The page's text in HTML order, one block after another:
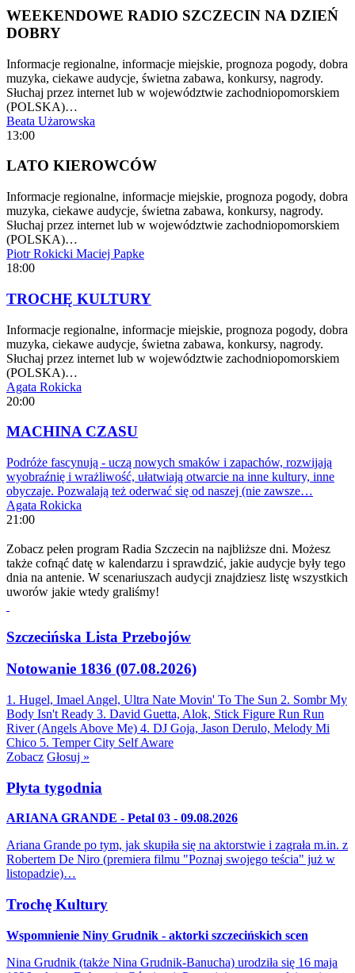
WEEKENDOWE RADIO SZCZECIN NA DZIEŃ
DOBRY
Informacje regionalne, informacje miejskie, prognoza pogody, dobra
muzyka, ciekawe audycje, świetna zabawa, konkursy, nagrody.
Słuchaj przez internet lub w województwie zachodniopomorskiem
(POLSKA)…
Beata Użarowska
13:00
LATO KIEROWCÓW
Informacje regionalne, informacje miejskie, prognoza pogody, dobra
muzyka, ciekawe audycje, świetna zabawa, konkursy, nagrody.
Słuchaj przez internet lub w województwie zachodniopomorskiem
(POLSKA)…
Piotr Rokicki Maciej Papke
18:00
TROCHĘ KULTURY
Informacje regionalne, informacje miejskie, prognoza pogody, dobra
muzyka, ciekawe audycje, świetna zabawa, konkursy, nagrody.
Słuchaj przez internet lub w województwie zachodniopomorskiem
(POLSKA)…
Agata Rokicka
20:00
MACHINA CZASU
Podróże fascynują - uczą nowych smaków i zapachów, rozwijają
wyobraźnię i wrażliwość, ułatwiają otwarcie na inne kultury, inne
obyczaje. Pozwalają też oderwać się od naszej (nie zawsze…
Agata Rokicka
21:00
Zobacz pełen program Radia Szczecin na najbliższe dni. Możesz
także cofnąć datę w kalendarzu i sprawdzić, jakie audycje były tego
dnia na antenie. W scenariuszach audycji znajdziesz listę wszystkich
uworów jakie wtedy graliśmy!
Szczecińska Lista Przebojów
Notowanie 1836 (07.08.2026)
1. Hugel, Imael Angel, Ultra Nate Movin' To The Sun 2. Sombr My
Body Isn't Ready 3. David Guetta, Alok, Stick Figure Run Run
River (Angels Above Me) 4. DJ Goja, Jason Derulo, Melody Mi
Chico 5. Temper City Self Aware
Zobacz Głosuj »
Płyta tygodnia
ARIANA GRANDE - Petal 03 - 09.08.2026
Ariana Grande po tym, jak skupiła się na aktorstwie i zagrała m.in. z
Robertem De Niro (premiera filmu "Poznaj swojego teścia" już w
listopadzie)…
Trochę Kultury
Wspomnienie Niny Grudnik - aktorki szczecińskich scen
Nina Grudnik (także Nina Grudnik-Banucha) urodziła się 16 maja